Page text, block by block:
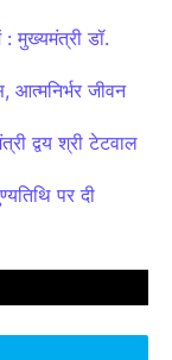
मुख्यमंत्री डॉ.
आत्मनिर्भर जीवन
द्वय श्री टेटवाल
पर दी